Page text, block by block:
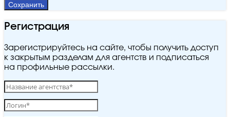
Сохранить
Регистрация
Зарегистрируйтесь на сайте, чтобы получить доступ
к закрытым разделам для агентств и подписаться
на профильные рассылки.